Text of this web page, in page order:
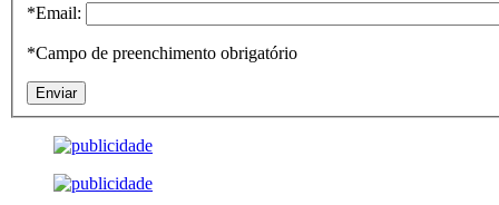
*Email:
*Campo de preenchimento obrigatório